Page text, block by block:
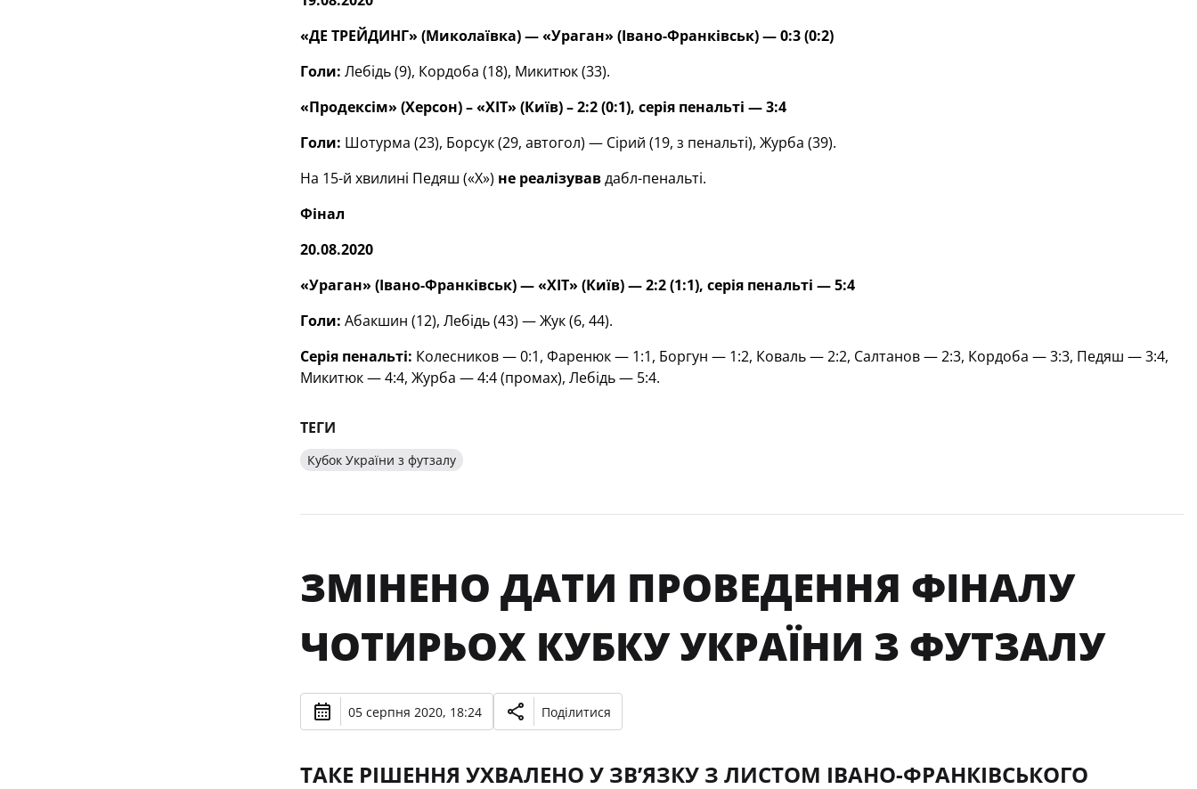
«ДЕ ТРЕЙДИНГ» (Миколаївка)—«Ураган» (Івано-Франківськ)—0:3 (0:2)
Голи: Лебідь (9), Кордоба (18), Микитюк (33).
«Продексім» (Херсон) – «ХІТ» (Київ) – 2:2 (0:1), серія пенальті —3:4
Голи: Шотурма (23), Борсук (29, автогол) — Сірий (19, з пенальті), Журба (39).
На 15-й хвилині Педяш («Х») не реалізувавдабл-пенальті.
Фінал
20.08.2020
«Ураган» (Івано-Франківськ)—«ХІТ» (Київ)—2:2 (1:1), серія пенальті —5:4
Голи: Абакшин (12), Лебідь (43) — Жук (6, 44).
Серія пенальті: Колесников — 0:1, Фаренюк — 1:1, Боргун — 1:2, Коваль — 2:2, Салтанов — 2:3, Кордоба — 3:3, Педяш — 3:4,
Микитюк — 4:4, Журба — 4:4 (промах), Лебідь — 5:4.
ТЕГИ
Кубок України з футзалу
ЗМІНЕНО ДАТИ ПРОВЕДЕННЯ ФІНАЛУ
ЧОТИРЬОХ КУБКУ УКРАЇНИ З ФУТЗАЛУ
05 серпня 2020, 18:24 Поділитися
ТАКЕ РІШЕННЯ УХВАЛЕНО У ЗВ’ЯЗКУ З ЛИСТОМ ІВАНО-ФРАНКІВСЬКОГО